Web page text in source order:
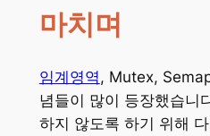
마치며
임계영역, Mutex,
념들이 많이 등장했습니
하지 않도록 하기 위해